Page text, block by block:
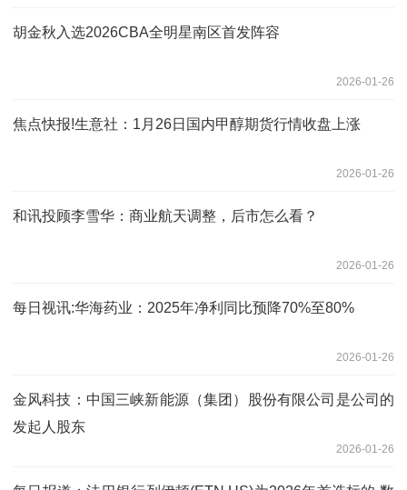
胡金秋入选2026CBA全明星南区首发阵容
2026-01-26
焦点快报!生意社：1月26日国内甲醇期货行情收盘上涨
2026-01-26
和讯投顾李雪华：商业航天调整，后市怎么看？
2026-01-26
每日视讯:华海药业：2025年净利同比预降70%至80%
2026-01-26
金风科技：中国三峡新能源（集团）股份有限公司是公司的
发起人股东
2026-01-26